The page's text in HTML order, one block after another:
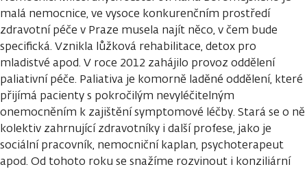
malá nemocnice, ve vysoce konkurenčním prostředí
zdravotní péče v Praze musela najít něco, v čem bude
specifická. Vznikla lůžková rehabilitace, detox pro
mladistvé apod. V roce 2012 zahájilo provoz oddělení
paliativní péče. Paliativa je komorně laděné oddělení, které
přijímá pacienty s pokročilým nevyléčitelným
onemocněním k zajištění symptomové léčby. Stará se o ně
kolektiv zahrnující zdravotníky i další profese, jako je
sociální pracovník, nemocniční kaplan, psychoterapeut
apod. Od tohoto roku se snažíme rozvinout i konziliární